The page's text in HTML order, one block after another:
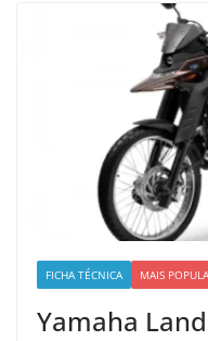
FICHA TÉCNICA MAIS
Yamaha